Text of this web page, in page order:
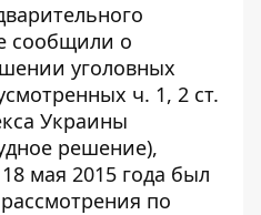
сообщили о
уголовных
ч. 1, 2 ст.
Украины
решение),
мая 2015 года был
по